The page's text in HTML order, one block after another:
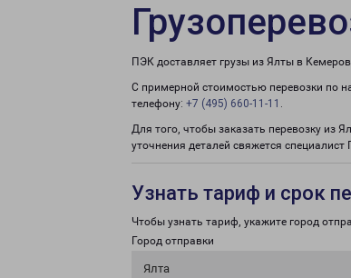
ПЭК доставляет грузы из Ялты в
С примерной стоимостью перевозки по
телефону: +7 (495) 660-11-11 .
Для того, чтобы заказать перевозку из
уточнения деталей свяжется специалист
Узнать тариф и срок
Чтобы узнать тариф, укажите город
Город отправки
Ялта